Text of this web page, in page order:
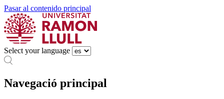
Pasar al contenido principal
Select your language
Navegació principal